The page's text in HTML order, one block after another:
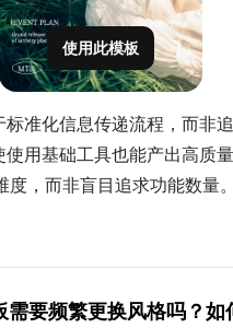
使用此模板
准化信息传递流程，而非
用基础工具也能产出高质
度，而非盲目追求功能数量。
要频繁更换风格吗？如